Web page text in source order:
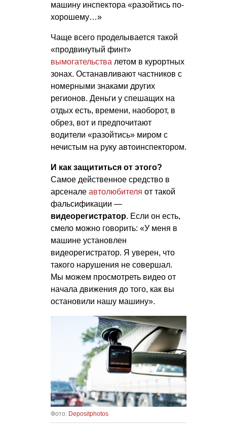
машину инспектора «разойтись по-
хорошему…»
Чаще всего проделывается такой
«продвинутый финт»
вымогательства летом в курортных
зонах. Останавливают частников с
номерными знаками других
регионов. Деньги у спешащих на
отдых есть, времени, наоборот, в
обрез, вот и предпочитают
водители «разойтись» миром с
нечистым на руку автоинспектором.
И как защититься от этого?
Самое действенное средство в
арсенале автолюбителя от такой
фальсификации —
видеорегистратор. Если он есть,
смело можно говорить: «У меня в
машине установлен
видеорегистратор. Я уверен, что
такого нарушения не совершал.
Мы можем просмотреть видео от
начала движения до того, как вы
остановили нашу машину».
Фото: Depositphotos